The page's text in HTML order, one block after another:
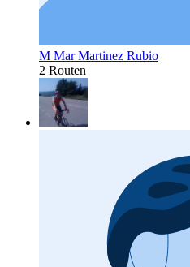
M Mar Martinez Rubio
2 Routen